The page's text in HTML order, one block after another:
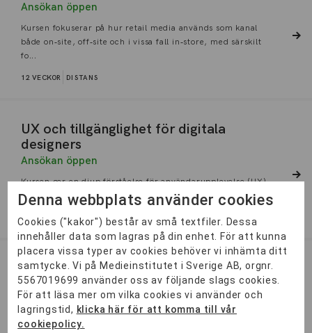
Ansökan öppen
Kursen fokuserar på hur retail media används som kanal
både on‑site, off‑site och i vissa fall in‑store, med särskilt
fo...
12 VECKOR DISTANS
UX och tillgänglighet för digitala
designers
Ansökan öppen
Kursen ger en djup förståelse för användarupplevelse (UX)
och tillgänglighet inom digital design. Du lär dig att skapa i...
12 VECKOR DISTANS
Compliance inom IT-säkerhet
Ansökan öppen
Denna YH-kurs riktar sig till yrkesverksamma inom IT-
säkerhet, som vill bredda och fördjupa sin kompetens inom
Denna webbplats använder cookies
Cookies ("kakor") består av små textfiler. Dessa
innehåller data som lagras på din enhet. För att kunna
placera vissa typer av cookies behöver vi inhämta ditt
samtycke. Vi på Medieinstitutet i Sverige AB, orgnr.
5567019699 använder oss av följande slags cookies.
För att läsa mer om vilka cookies vi använder och
lagringstid, klicka här för att komma till vår
cookiepolicy.